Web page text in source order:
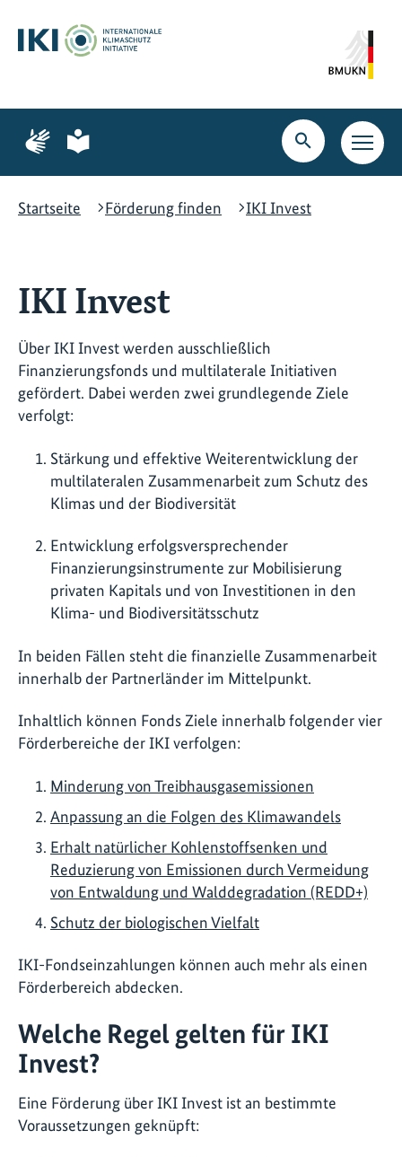
Hauptinhalt
springen
Suche
springen
Hauptnavigation
springen
Zur
Seite
Gebärdensprache
Zur
Seite
leichte
Suche
öffnen
Startseite
Förderung finden IKI Invest
IKI Invest
Über IKI Invest werden ausschließlich
Finanzierungsfonds und multilaterale Initiativen
gefördert. Dabei werden zwei grundlegende Ziele
verfolgt:
Stärkung und effektive Weiterentwicklung der
multilateralen Zusammenarbeit zum Schutz des
Klimas und der Biodiversität
Entwicklung erfolgsversprechender
Finanzierungsinstrumente zur Mobilisierung
privaten Kapitals und von Investitionen in den
Klima- und Biodiversitätsschutz
In beiden Fällen steht die finanzielle Zusammenarbeit
innerhalb der Partnerländer im Mittelpunkt.
Inhaltlich können Fonds Ziele innerhalb folgender vier
Förderbereiche der IKI verfolgen:
Minderung von Treibhausgasemissionen
Anpassung an die Folgen des Klimawandels
Erhalt natürlicher Kohlenstoffsenken und
Reduzierung von Emissionen durch Vermeidung
von Entwaldung und Walddegradation (REDD+)
Schutz der biologischen Vielfalt
IKI-Fondseinzahlungen können auch mehr als einen
Förderbereich abdecken.
Welche Regel gelten für IKI
Invest?
Eine Förderung über IKI Invest ist an bestimmte
Voraussetzungen geknüpft: